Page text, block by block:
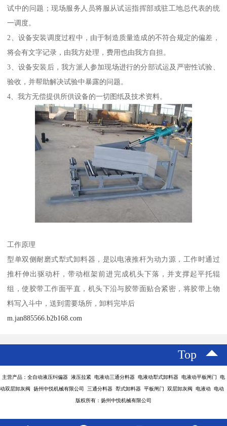
试中的问题；现场服务人员将服从试运指挥部或驻工地总代表的统
一调度。
2、设备安装调度过程中，由于制造质量造成的不符合规定的偏差，
将会有文字记录，由我方处理，费用也由我方自担。
3、设备安装后，我方派人参加现场进行的分部试运及严密性试验、
验收，并帮助解决试验中暴露的问题。
4、我方无偿提供所供设备的一切图纸及技术资料。
工作原理
型单双侧耐磨式犁式卸料器，是以电液推杆为动力源，工作时通过
推杆伸出驱动杆，带动框架前进完成机头下落，并支撑起平托辊
组，使胶带工作面平直，机头下沿与胶带面贴合紧密，将胶带上物
料写入斗中，送到需要场所，卸料完毕后
m.jan885566.b2b168.com
Top
主营产品：全自动液压纠偏器 液压拉紧 电液动三通分料器 电液动犁式卸料器 电液动平板闸门 电
动双层卸灰阀 扬州中悦机械有限公司 三通分料器 犁式卸料器 平板闸门 双层卸灰阀 电液动 电动
版权所有：扬州中悦机械有限公司